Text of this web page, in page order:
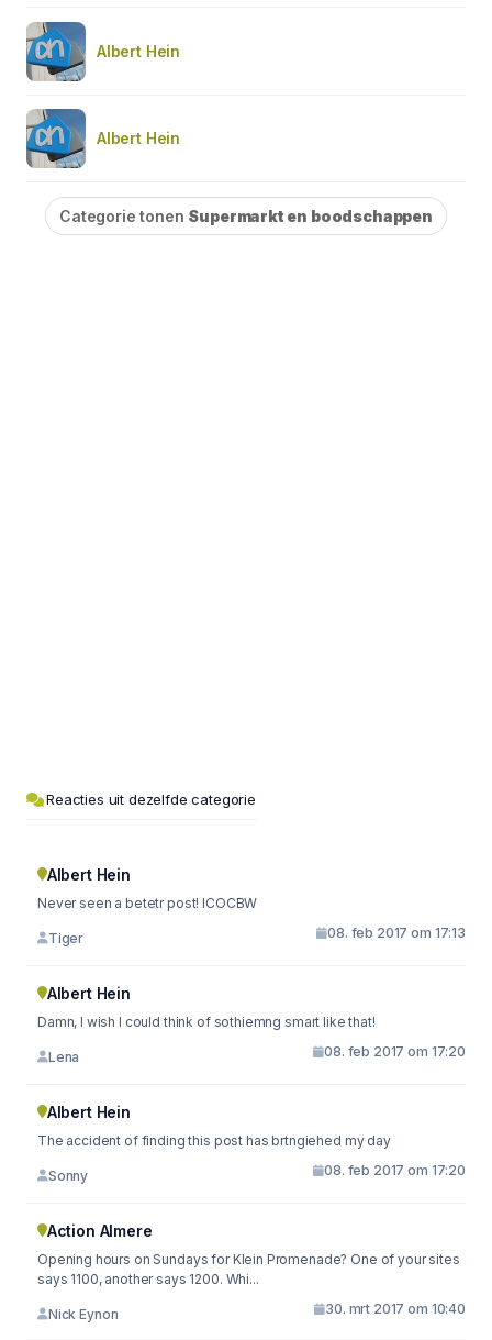
Albert Hein
Albert Hein
Categorie tonen Supermarkt en boodschappen
Reacties uit dezelfde categorie
Albert Hein
Never seen a betetr post! ICOCBW
Tiger 08. feb 2017 om 17:13
Albert Hein
Damn, I wish I could think of sothiemng smart like that!
Lena 08. feb 2017 om 17:20
Albert Hein
The accident of finding this post has brtngiehed my day
Sonny 08. feb 2017 om 17:20
Action Almere
Opening hours on Sundays for Klein Promenade? One of your sites
says 1100, another says 1200. Whi...
Nick Eynon 30. mrt 2017 om 10:40